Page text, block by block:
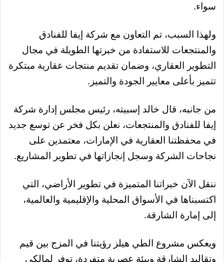
سواء.
ولهذا السبب، تم التعاون مع شركة إيفا للفنادق
والمنتجعات للاستفادة من خبرتها الطويلة في مجال
التطوير العقاري، وضمان تقديم منتجات عقارية مبتكرة
تتميز بأعلى معايير الجودة والتميز.
من جانبه، قال خالد إسبيته، رئيس مجلس إدارة شركة
إيفا للفنادق والمنتجعات، نعلن بكل فخر عن توسع جديد
في محفظتنا العقارية في الإمارات، معتمدين على
نجاحات الشركة وسجل إنجازاتها في تطوير المشاريع.
ننقل الآن خبراتنا المتميزة في تطوير الأراضي، التي
اكتسبناها في الأسواق المحلية والإقليمية والعالمية،
إلى إمارة الشارقة.
ويعكس مشروع الطي هيلز رؤيتنا في المزج بين قيم
وتقاليد الشارقة وبيئة عصرية متفردة، توفر لمالكي